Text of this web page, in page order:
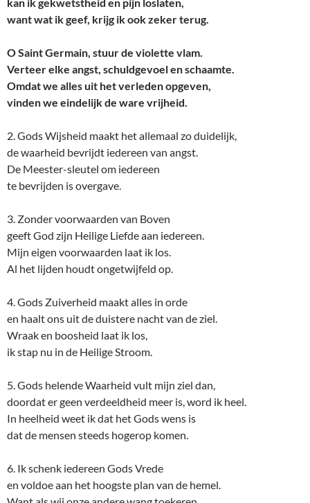
want wat ik geef, krijg ik ook zeker terug.
O Saint Germain, stuur de violette vlam.
Verteer elke angst, schuldgevoel en schaamte.
Omdat we alles uit het verleden opgeven,
vinden we eindelijk de ware vrijheid.
2. Gods Wijsheid maakt het allemaal zo duidelijk,
de waarheid bevrijdt iedereen van angst.
De Meester-sleutel om iedereen
te bevrijden is overgave.
3. Zonder voorwaarden van Boven
geeft God zijn Heilige Liefde aan iedereen.
Mijn eigen voorwaarden laat ik los.
Al het lijden houdt ongetwijfeld op.
4. Gods Zuiverheid maakt alles in orde
en haalt ons uit de duistere nacht van de ziel.
Wraak en boosheid laat ik los,
ik stap nu in de Heilige Stroom.
5. Gods helende Waarheid vult mijn ziel dan,
doordat er geen verdeeldheid meer is, word ik heel.
In heelheid weet ik dat het Gods wens is
dat de mensen steeds hogerop komen.
6. Ik schenk iedereen Gods Vrede
en voldoe aan het hoogste plan van de hemel.